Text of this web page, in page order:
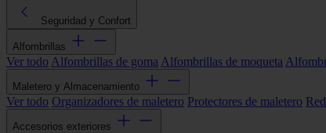
Seguridad y Confort
Alfombrillas
Ver todo Alfombrillas de goma Alfombrillas de moqueta
Maletero y Almacenamiento
Ver todo Organizadores de maletero Protectores de maletero
Accesorios exteriores